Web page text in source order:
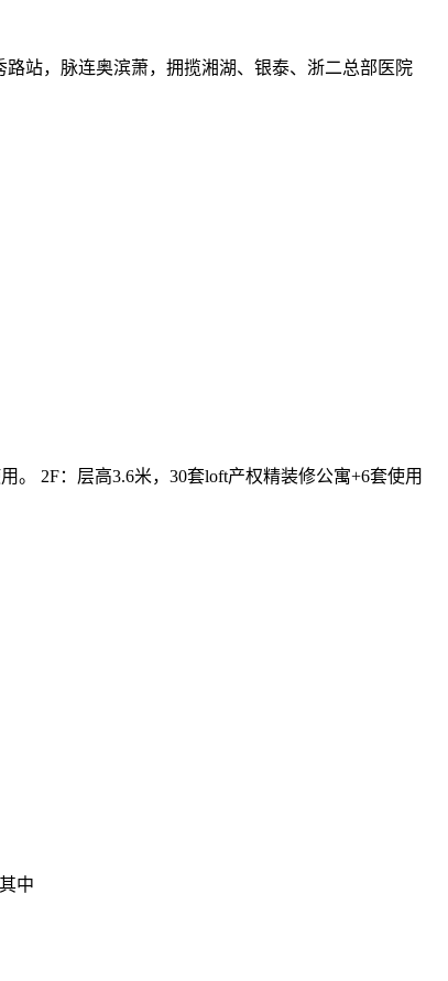
站，脉连奥滨萧，拥揽湘湖、银泰、浙二总部医院
。 2F：层高3.6米，30套loft产权精装修公寓+6套使用
中